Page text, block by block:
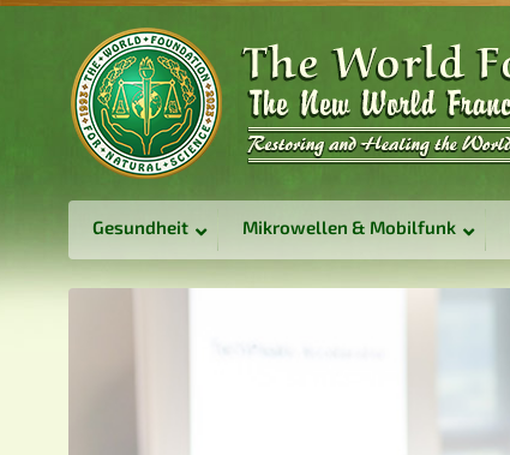
Gesundheit Mikrowellen & Mobilfunk